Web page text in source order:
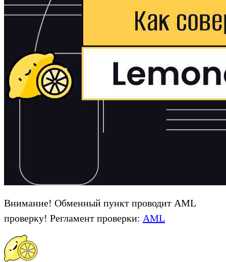
Внимание! Обменный пункт проводит AML
проверку! Регламент проверки: AML